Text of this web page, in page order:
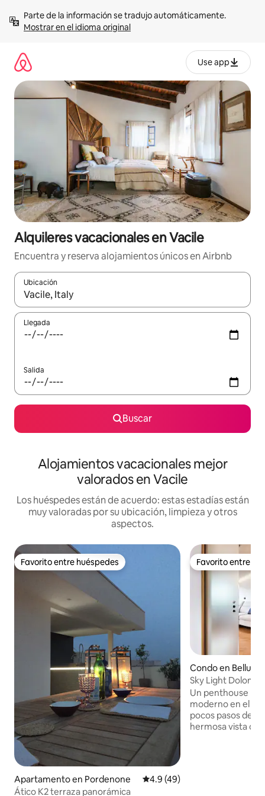
contenidoMostrar en el idioma original
Use app
Alquileres vacacionales en Vacile
Encuentra y reserva alojamientos únicos en Airbnb
Ubicación
Cuando los resultados estén disponibles, navega con las
Llegada
Salida
Buscar
Alojamientos vacacionales mejor
valorados en Vacile
Los huéspedes están de acuerdo: estas estadías están
muy valoradas por su ubicación, limpieza y otros
aspectos.
Favorito entre huéspedes
Favorito entre huéspedes
Apartamento en Pordenone Calificación promedio: 4.9 de
4.9 (49)
Ático K2 terraza panorámica
Favorito entre
Favorito entre
Condo en Belluno
Sky Light
Un penthouse
moderno en el
pocos pasos del
hermosa vista de